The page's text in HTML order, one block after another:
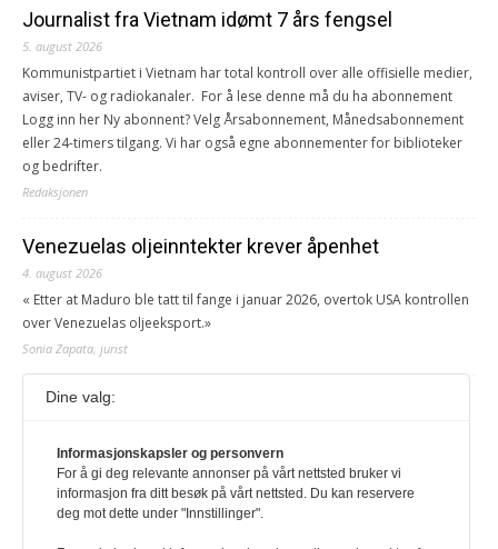
Journalist fra Vietnam idømt 7 års fengsel
5. august 2026
Kommunistpartiet i Vietnam har total kontroll over alle offisielle medier,
aviser, TV- og radiokanaler. For å lese denne må du ha abonnement
Logg inn her Ny abonnent? Velg Årsabonnement, Månedsabonnement
eller 24-timers tilgang. Vi har også egne abonnementer for biblioteker
og bedrifter.
Redaksjonen
Venezuelas oljeinntekter krever åpenhet
4. august 2026
« Etter at Maduro ble tatt til fange i januar 2026, overtok USA kontrollen
over Venezuelas oljeeksport.»
Sonia Zapata, jurist
117,8 millioner er på flukt, en nedgang fra forrige
1. august 2026
Ville ha tilsvart verdens trettende største land i folketall. For å lese
denne må du ha abonnement Logg inn her Ny abonnent? Velg
Dine valg:
Informasjonskapsler og personvern
For å gi deg relevante annonser på vårt nettsted bruker vi
informasjon fra ditt besøk på vårt nettsted. Du kan reservere
deg mot dette under "Innstillinger".